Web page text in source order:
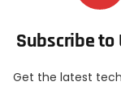
Subscribe to
Get the latest